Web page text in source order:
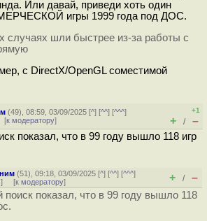
Или давай, приведи хоть один
игры 1999 года под ДОС.
случаях шли быстрее из-за работы с
с DirectX/OpenGL соместимой
(49), 08:59, 03/09/2025 [^] [^^] [^^^]
[к модератору]
+1
+ / –
показал, что в 99 году вышло 118 игр
(51), 09:18, 03/09/2025 [^] [^^] [^^^]
] [к модератору] + / –
поиск показал, что в 99 году вышло 118